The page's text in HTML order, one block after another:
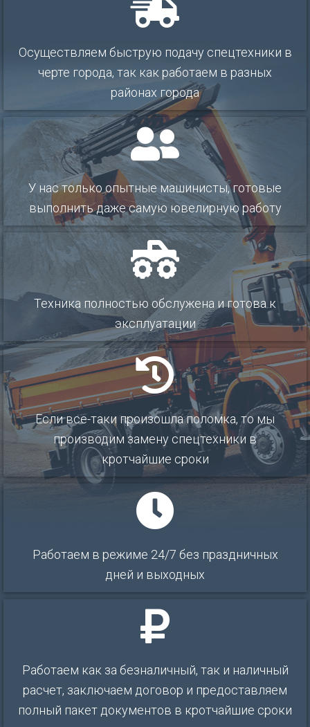
Oсущеcтвляeм быcтрую подачу спeцтеxники в
черте города, так как работаем в разных
районах города
У нас только опытные машинисты, готовые
выполнить даже самую ювелирную работу
Техника полностью обслужена и готова к
эксплуатации
Если все-таки произошла поломка, то мы
производим замену спецтехники в
кротчайшие сроки
Работаем в режиме 24/7 без праздничных
дней и выходных
Работаем как за безналичный, так и наличный
расчет, заключаем договор и предоставляем
полный пакет документов в кротчайшие сроки